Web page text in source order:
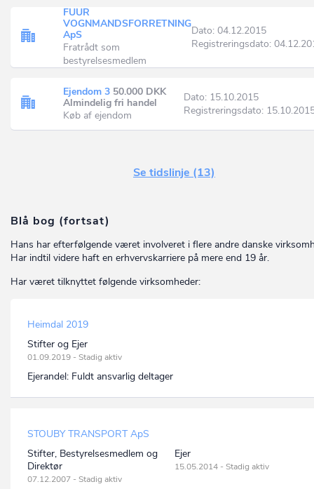
FUUR
VOGNMANDSFORRETNING
ApS
Fratrådt som
bestyrelsesmedlem
Dato: 04.12.2015
Registreringsdato:
Ejendom 3 50.000 DKK
Almindelig fri handel
Køb af ejendom
Dato: 15.10.2015
Registreringsdato:
Se tidslinje (13)
Blå bog (fortsat)
Hans har efterfølgende været involveret i flere andre danske
Har indtil videre haft en erhvervskarriere på mere end 19 år.
Har været tilknyttet følgende virksomheder:
Heimdal 2019
Stifter og Ejer
01.09.2019 - Stadig aktiv
Ejerandel: Fuldt ansvarlig deltager
STOUBY TRANSPORT ApS
Stifter, Bestyrelsesmedlem og
Direktør
07.12.2007 - Stadig aktiv
Ejer
15.05.2014 - Stadig aktiv